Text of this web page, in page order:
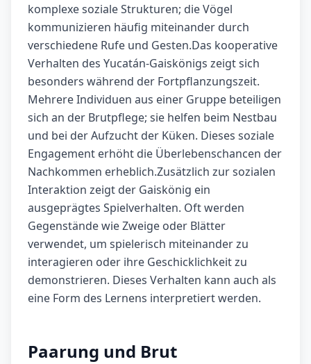
komplexe soziale Strukturen; die Vögel
kommunizieren häufig miteinander durch
verschiedene Rufe und Gesten.Das kooperative
Verhalten des Yucatán-Gaiskönigs zeigt sich
besonders während der Fortpflanzungszeit.
Mehrere Individuen aus einer Gruppe beteiligen
sich an der Brutpflege; sie helfen beim Nestbau
und bei der Aufzucht der Küken. Dieses soziale
Engagement erhöht die Überlebenschancen der
Nachkommen erheblich.Zusätzlich zur sozialen
Interaktion zeigt der Gaiskönig ein
ausgeprägtes Spielverhalten. Oft werden
Gegenstände wie Zweige oder Blätter
verwendet, um spielerisch miteinander zu
interagieren oder ihre Geschicklichkeit zu
demonstrieren. Dieses Verhalten kann auch als
eine Form des Lernens interpretiert werden.
Paarung und Brut